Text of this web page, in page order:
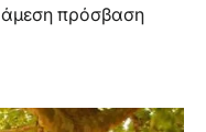
άμεση πρόσβαση